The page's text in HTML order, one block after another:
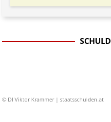
© DI Viktor Krammer | staatsschulden.at